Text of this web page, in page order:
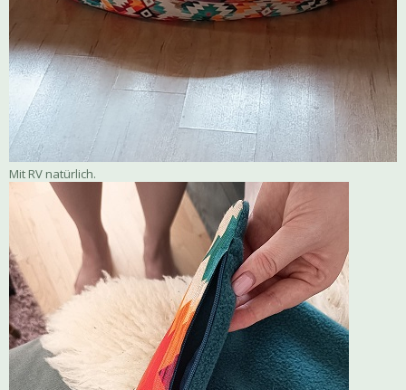
Mit RV natürlich.